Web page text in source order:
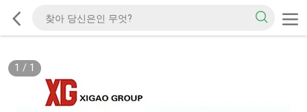
1 / 1